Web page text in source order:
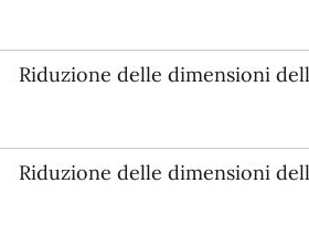
Riduzione delle dimensioni
Riduzione delle dimensioni